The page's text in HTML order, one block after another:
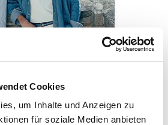
Cookies
um Inhalte und Anzeigen zu
für soziale Medien anbieten